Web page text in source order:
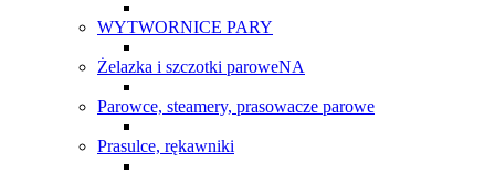
WYTWORNICE PARY
Żelazka i szczotki paroweNA
Parowce, steamery, prasowacze parowe
Prasulce, rękawniki